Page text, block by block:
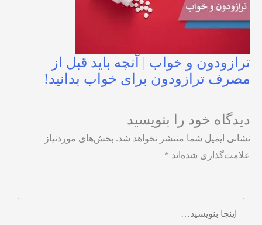
ترازودون و خواب | آنچه باید قبل از
مصرف ترازودون برای خواب بدانید!
دیدگاه‌ خود را بنویسید
نشانی ایمیل شما منتشر نخواهد شد. بخش‌های موردنیاز
علامت‌گذاری شده‌اند *